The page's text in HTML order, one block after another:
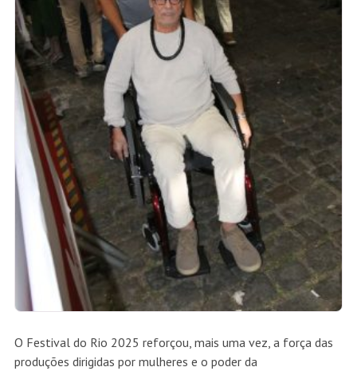
O Festival do Rio 2025 reforçou, mais uma vez, a força das
produções dirigidas por mulheres e o poder da